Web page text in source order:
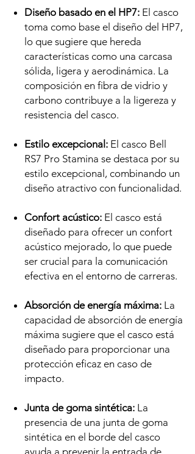
Diseño basado en el HP7: El casco
toma como base el diseño del HP7,
lo que sugiere que hereda
características como una carcasa
sólida, ligera y aerodinámica. La
composición en fibra de vidrio y
carbono contribuye a la ligereza y
resistencia del casco.
Estilo excepcional: El casco Bell
RS7 Pro Stamina se destaca por su
estilo excepcional, combinando un
diseño atractivo con funcionalidad.
Confort acústico: El casco está
diseñado para ofrecer un confort
acústico mejorado, lo que puede
ser crucial para la comunicación
efectiva en el entorno de carreras.
Absorción de energía máxima: La
capacidad de absorción de energía
máxima sugiere que el casco está
diseñado para proporcionar una
protección eficaz en caso de
impacto.
Junta de goma sintética: La
presencia de una junta de goma
sintética en el borde del casco